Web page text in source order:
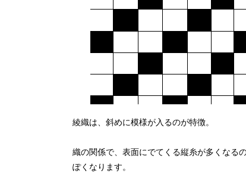
綾織は、斜めに模様が入るのが特徴。
織の関係で、表面にでてくる縦糸が多くなる
ぽくなります。